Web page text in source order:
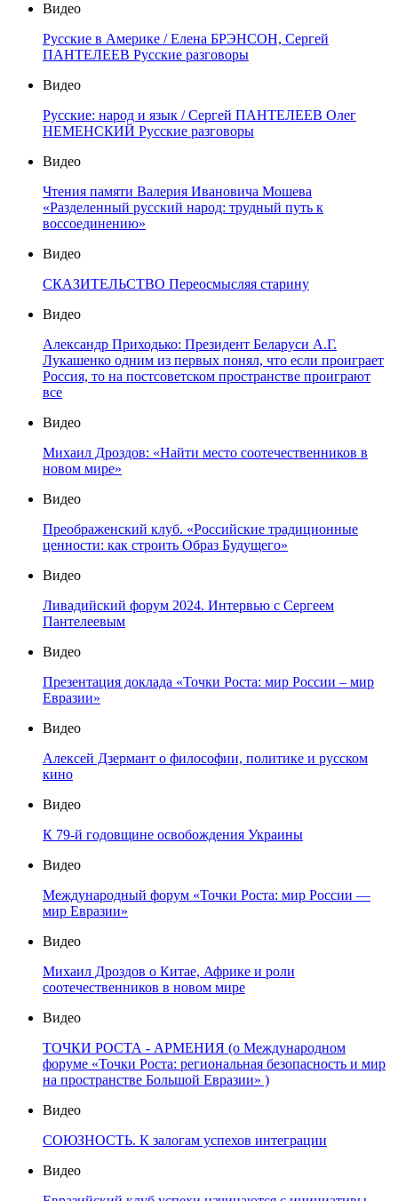
Видео
Русские в Америке / Елена БРЭНСОН, Сергей
ПАНТЕЛЕЕВ Русские разговоры
Видео
Русские: народ и язык / Сергей ПАНТЕЛЕЕВ Олег
НЕМЕНСКИЙ Русские разговоры
Видео
Чтения памяти Валерия Ивановича Мошева
«Разделенный русский народ: трудный путь к
воссоединению»
Видео
СКАЗИТЕЛЬСТВО Переосмысляя старину
Видео
Александр Приходько: Президент Беларуси А.Г.
Лукашенко одним из первых понял, что если проиграет
Россия, то на постсоветском пространстве проиграют
все
Видео
Михаил Дроздов: «Найти место соотечественников в
новом мире»
Видео
Преображенский клуб. «Российские традиционные
ценности: как строить Образ Будущего»
Видео
Ливадийский форум 2024. Интервью с Сергеем
Пантелеевым
Видео
Презентация доклада «Точки Роста: мир России – мир
Евразии»
Видео
Алексей Дзермант о философии, политике и русском
кино
Видео
К 79-й годовщине освобождения Украины
Видео
Международный форум «Точки Роста: мир России —
мир Евразии»
Видео
Михаил Дроздов о Китае, Африке и роли
соотечественников в новом мире
Видео
ТОЧКИ РОСТА - АРМЕНИЯ (о Международном
форуме «Точки Роста: региональная безопасность и мир
на пространстве Большой Евразии» )
Видео
СОЮЗНОСТЬ. К залогам успехов интеграции
Видео